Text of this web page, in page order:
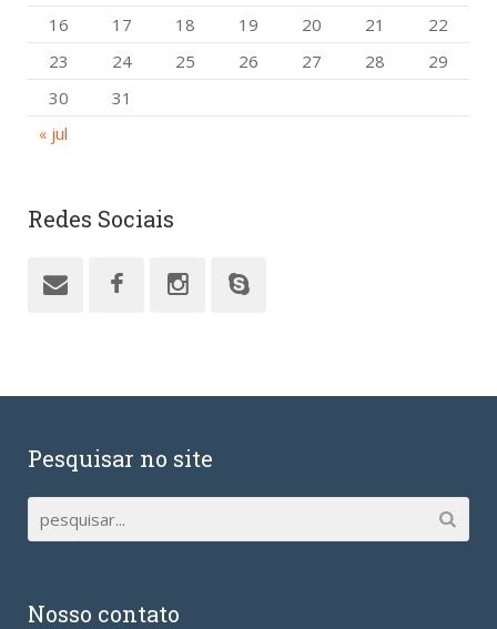
« jul
16
17 18 19 20 21
22
23
24 25 26 27 28
29
30
31
Redes Sociais
Pesquisar no site
Nosso contato